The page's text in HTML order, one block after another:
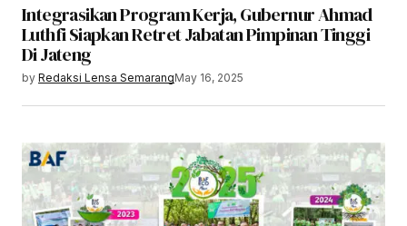
Integrasikan Program Kerja, Gubernur Ahmad
Luthfi Siapkan Retret Jabatan Pimpinan Tinggi
Di Jateng
by Redaksi Lensa SemarangMay 16, 2025